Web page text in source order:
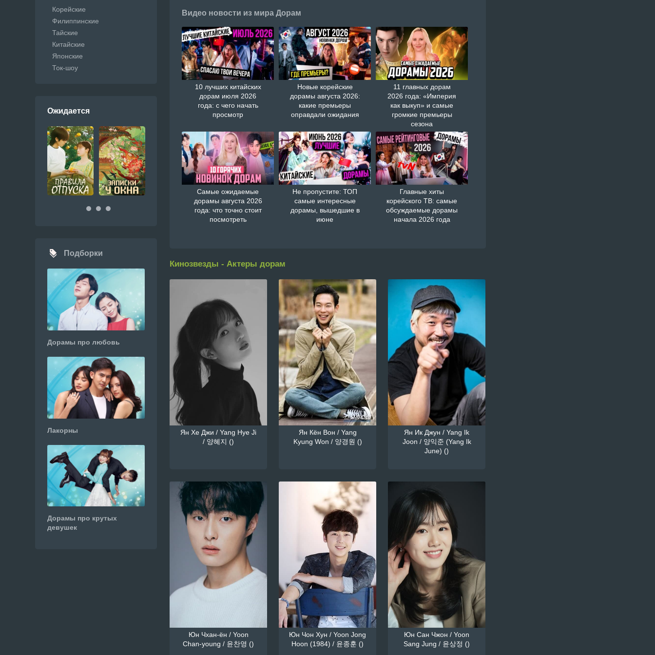
Видео новости из мира Дорам
10 лучших китайских
дорам июля 2026
года: с чего начать
просмотр
Новые корейские
дорамы августа 2026:
какие премьеры
оправдали ожидания
11 главных дорам
2026 года: «Империя
как выкуп» и самые
громкие премьеры
сезона
Самые ожидаемые
дорамы августа 2026
года: что точно стоит
посмотреть
Не пропустите: ТОП
самые интересные
дорамы, вышедшие в
июне
Главные хиты
корейского ТВ: самые
обсуждаемые дорамы
начала 2026 года
Кинозвезды - Актеры дорам
Ян Хе Джи / Yang Hye Ji
/ 양혜지 ()
Ян Кён Вон / Yang
Kyung Won / 양경원 ()
Ян Ик Джун / Yang Ik
Joon / 양익준 (Yang Ik
June) ()
Юн Чхан-ён / Yoon
Chan-young / 윤찬영 ()
Юн Чон Хун / Yoon Jong
Hoon (1984) / 윤종훈 ()
Юн Сан Чжон / Yoon
Sang Jung / 윤상정 ()
Корейские
Филиппинские
Тайские
Китайские
Японские
Ток-шоу
Ожидается
Подборки
Дорамы про любовь
Лакорны
Дорамы про крутых
девушек